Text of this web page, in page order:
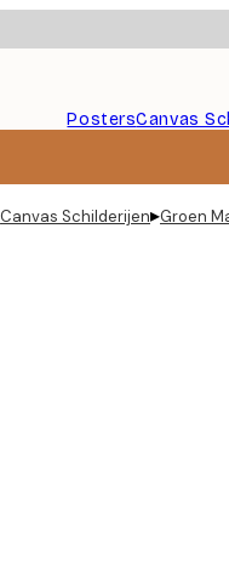
PostersCanvas
Canvas Schilderijen▸Groen